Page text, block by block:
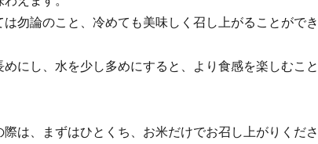
は勿論のこと、冷めても美味しく召し上がることができ
めにし、水を少し多めにすると、より食感を楽しむこと
際は、まずはひとくち、お米だけでお召し上がりくださ